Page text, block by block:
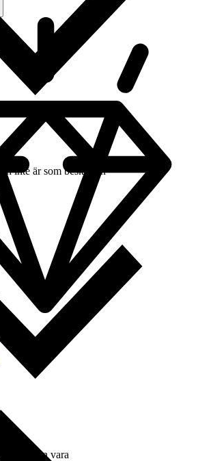
inte är som beskriven
får din vara